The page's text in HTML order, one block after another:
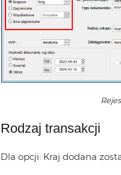
Rodzaj transakcji
Dla opcji: Kraj dodana